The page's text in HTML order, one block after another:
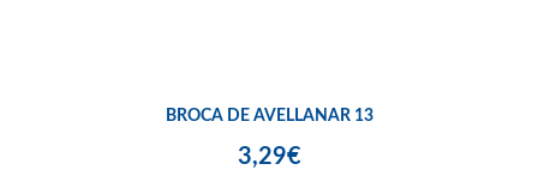
BROCA DE AVELLANAR 13
3,29€